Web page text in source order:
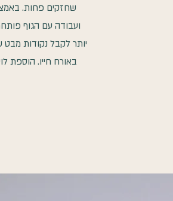
שחזקים פחות.
ועבודה עם הגוף
יותר לקבל נקודות מבט
באורח חייו. הוספת